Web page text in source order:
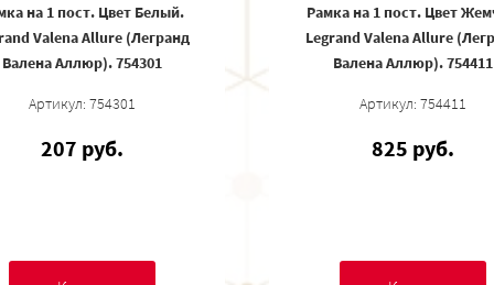
на 1 пост. Цвет Белый.
Valena Allure (Легранд
Валена Аллюр). 754301
Артикул: 754301
207 руб.
Рамка на 1 пост. Цвет
Legrand Valena Allure
Валена Аллюр). 754411
Артикул: 754411
825 руб.